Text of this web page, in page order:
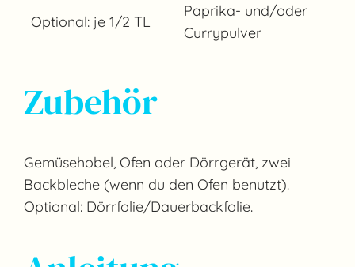
Optional: je 1/2 TL
Paprika- und/oder
Currypulver
Zubehör
Gemüsehobel, Ofen oder Dörrgerät, zwei
Backbleche (wenn du den Ofen benutzt).
Optional: Dörrfolie/Dauerbackfolie.